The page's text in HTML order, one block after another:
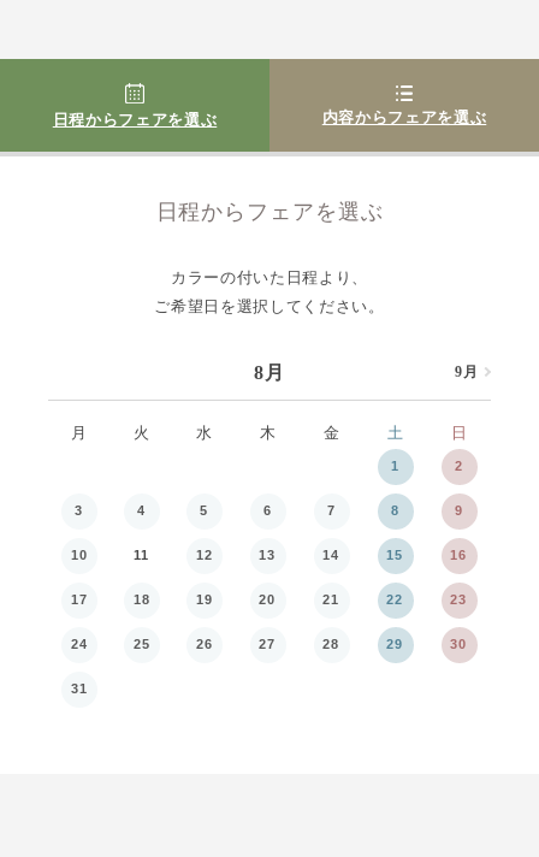
日程からフェアを選ぶ 内容からフェアを選ぶ
日程からフェアを選ぶ
カラーの付いた日程より、
ご希望日を選択してください。
8月 9月
月 火 水 木 金 土 日
1 2
3 4 5 6 7 8 9
10 11 12 13 14 15 16
17 18 19 20 21 22 23
24 25 26 27 28 29 30
31